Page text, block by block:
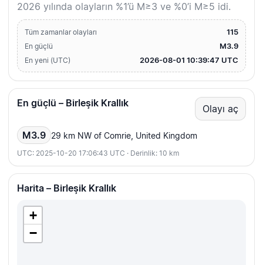
2026 yılında olayların %1’ü M≥3 ve %0’i M≥5 idi.
Tüm zamanlar olayları 115
En güçlü M3.9
En yeni (UTC) 2026-08-01 10:39:47 UTC
En güçlü – Birleşik Krallık Olayı aç
M3.9 29 km NW of Comrie, United Kingdom
UTC: 2025-10-20 17:06:43 UTC · Derinlik: 10 km
Harita – Birleşik Krallık
+
−